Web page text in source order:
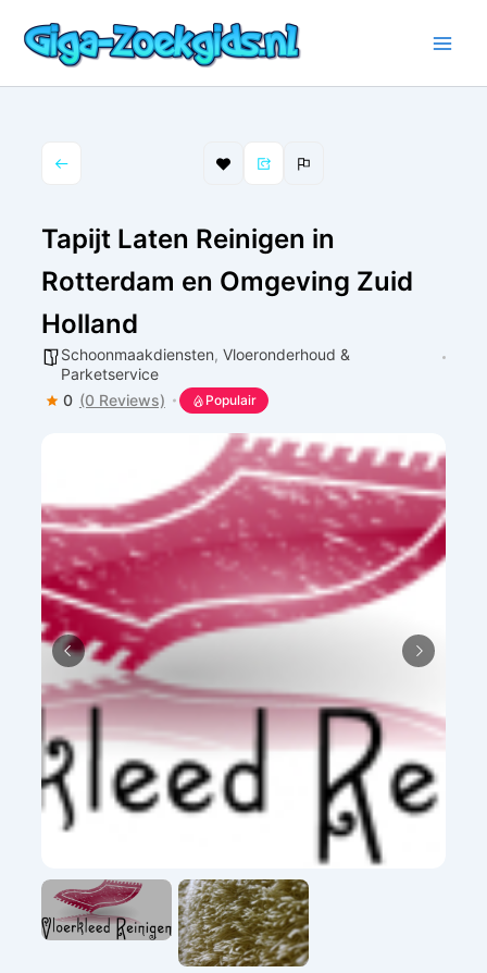
naar
inhoud
Tapijt Laten Reinigen in
Rotterdam en Omgeving Zuid
Holland
Schoonmaakdiensten, Vloeronderhoud &
Parketservice
0 (0 Reviews) Populair